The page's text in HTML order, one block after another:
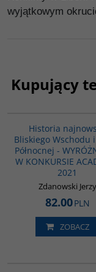
wyjątkowym
Kupujący
Historia
Bliskiego Wschodu
Północnej -
W KONKURSIE
2021
Zdanowski Jerzy
82.00PLN
ZOBACZ